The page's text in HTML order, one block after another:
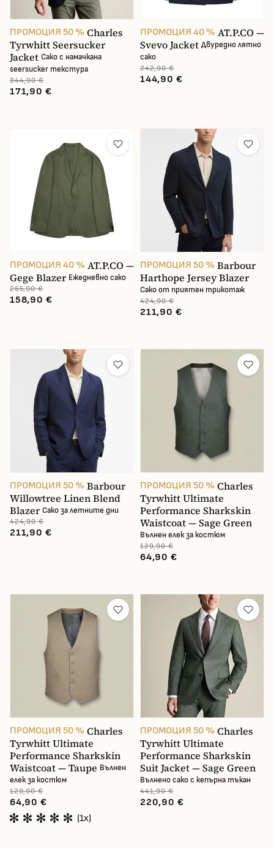
ПРОМОЦИЯ 50 % Charles
Tyrwhitt Seersucker
Jacket Сако с намачкана
seersucker текстура
344,90 €
171,90 €
ПРОМОЦИЯ 40 % AT.P.CO —
Svevo Jacket Двуредно лятно
сако
242,90 €
144,90 €
ПРОМОЦИЯ 40 % AT.P.CO —
Gege Blazer Ежедневно сако
265,90 €
158,90 €
ПРОМОЦИЯ 50 % Barbour
Harthope Jersey Blazer
Сако от приятен трикотаж
424,90 €
211,90 €
ПРОМОЦИЯ 50 % Barbour
Willowtree Linen Blend
Blazer Сако за летните дни
424,90 €
211,90 €
ПРОМОЦИЯ 50 % Charles
Tyrwhitt Ultimate
Performance Sharkskin
Waistcoat — Sage Green
Вълнен елек за костюм
129,90 €
64,90 €
ПРОМОЦИЯ 50 % Charles
Tyrwhitt Ultimate
Performance Sharkskin
Waistcoat — Taupe Вълнен
елек за костюм
129,90 €
64,90 €
(1x)
ПРОМОЦИЯ 50 % Charles
Tyrwhitt Ultimate
Performance Sharkskin
Suit Jacket — Sage Green
Вълнено сако с кепърна тъкан
441,90 €
220,90 €